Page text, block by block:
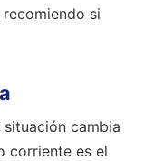
si
situación cambia
corriente es el